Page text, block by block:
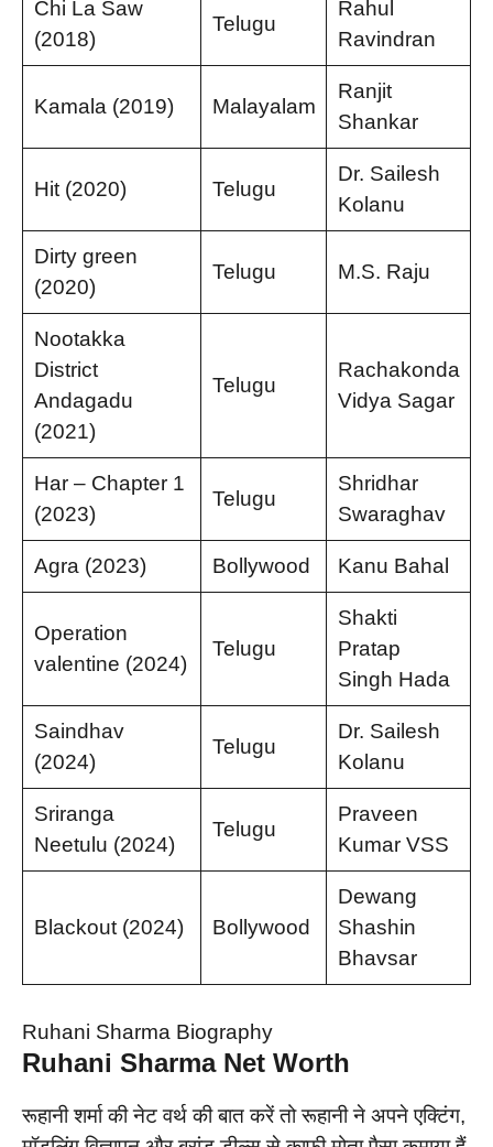
Chi La Saw
(2018)
Telugu
Rahul
Ravindran
Kamala (2019) Malayalam
Ranjit
Shankar
Hit (2020) Telugu
Dr. Sailesh
Kolanu
Dirty green
(2020)
Telugu M.S. Raju
Nootakka
District
Andagadu
(2021)
Telugu
Rachakonda
Vidya Sagar
Har – Chapter 1
(2023)
Telugu
Shridhar
Swaraghav
Agra (2023) Bollywood Kanu Bahal
Operation
valentine (2024)
Telugu
Shakti
Pratap
Singh Hada
Saindhav
(2024)
Telugu
Dr. Sailesh
Kolanu
Sriranga
Neetulu (2024)
Telugu
Praveen
Kumar VSS
Blackout (2024) Bollywood
Dewang
Shashin
Bhavsar
Ruhani Sharma Biography
Ruhani Sharma Net Worth
रूहानी शर्मा की नेट वर्थ की बात करें तो रूहानी ने अपने एक्टिंग,